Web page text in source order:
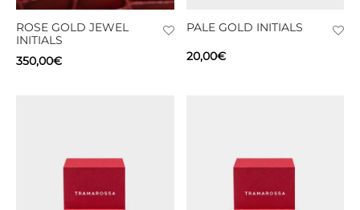
ROSE GOLD JEWEL
INITIALS
350,00€
PALE GOLD INITIALS
20,00€